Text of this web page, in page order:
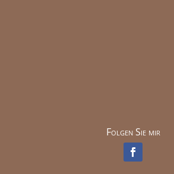
Folgen Sie mir